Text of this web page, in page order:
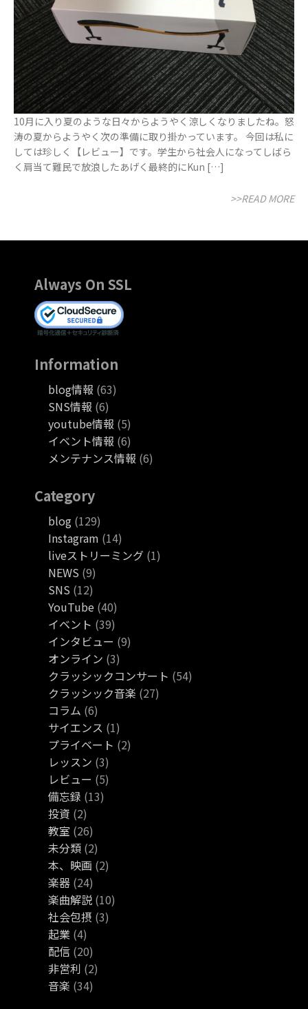
10月に入り夏のような日々からようやく涼しくなりましたね。怒
涛の夏からようやく次の準備に取り掛かっています。 今回は私に
しては珍しく【レビュー】です。学生から社会人になってしばら
く肩当て難民で放浪したあげく最終的にKun […]
>>READ MORE
Always On SSL
Information
blog情報 (63)
SNS情報 (6)
youtube情報 (5)
イベント情報 (6)
メンテナンス情報 (6)
Category
blog (129)
Instagram (14)
liveストリーミング (1)
NEWS (9)
SNS (12)
YouTube (40)
イベント (39)
インタビュー (9)
オンライン (3)
クラッシックコンサート (54)
クラッシック音楽 (27)
コラム (6)
サイエンス (1)
プライベート (2)
レッスン (3)
レビュー (5)
備忘録 (13)
投資 (2)
教室 (26)
未分類 (2)
本、映画 (2)
楽器 (24)
楽曲解説 (10)
社会包摂 (3)
起業 (4)
配信 (20)
非営利 (2)
音楽 (34)